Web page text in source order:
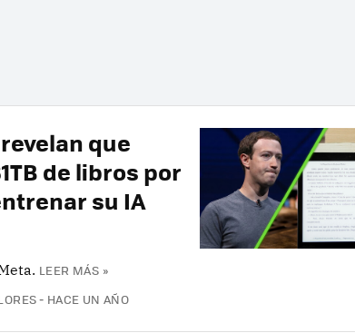
que
de libros por
su IA
LEER MÁS »
HACE UN AÑO